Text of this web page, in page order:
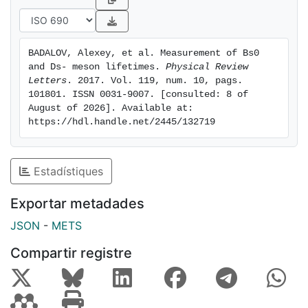
BADALOV, Alexey, et al. Measurement of Bs0
and Ds- meson lifetimes. Physical Review
Letters . 2017. Vol. 119, num. 10, pags.
101801. ISSN 0031-9007. [consulted: 8 of
August of 2026]. Available at:
https://hdl.handle.net/2445/132719
Estadístiques
Exportar metadades
JSON - METS
Compartir registre